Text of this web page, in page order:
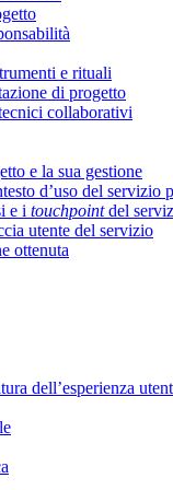
e rituali
di progetto
collaborativi
e la sua gestione
d’uso del servizio
e i touchpointdel
utente del servizio
ottenuta
dell’esperienza